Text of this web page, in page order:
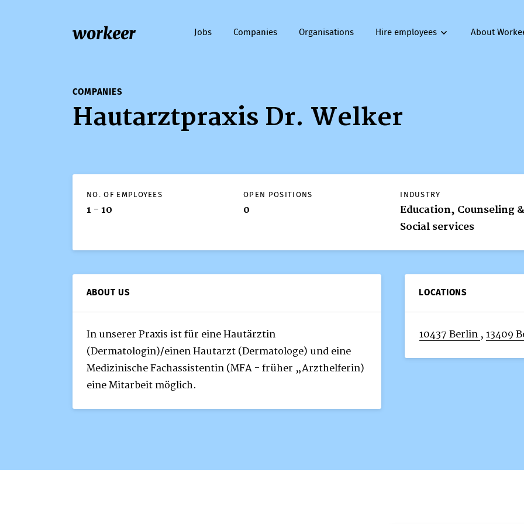
workeer Jobs Companies Organisations Hire employees About
COMPANIES
Hautarztpraxis Dr. Welker
NO. OF EMPLOYEES
1 - 10
OPEN POSITIONS
0
INDUSTRY
Education, Counseling &
Social services
ABOUT US
In unserer Praxis ist für eine Hautärztin
(Dermatologin)/einen Hautarzt (Dermatologe) und eine
Medizinische Fachassistentin (MFA - früher „Arzthelferin)
eine Mitarbeit möglich.
LOCATIONS
10437 Berlin , 13409